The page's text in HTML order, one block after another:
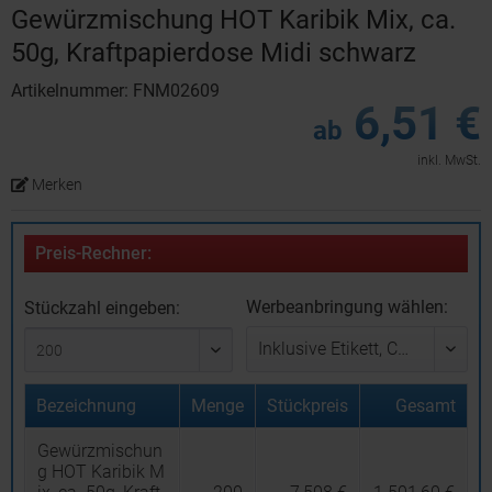
Gewürzmischung HOT Karibik Mix, ca.
50g, Kraftpapierdose Midi schwarz
Artikelnummer: FNM02609
ab 6,51 €
inkl. MwSt.
Merken
Preis-Rechner:
Stückzahl eingeben: Werbeanbringung wählen:
Bezeichnung Menge Stückpreis Gesamt
Gewürzmischun
g HOT Karibik M